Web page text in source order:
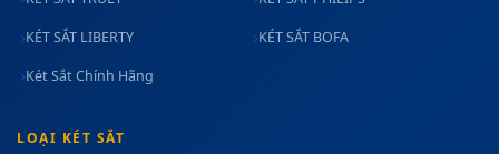
KÉT SẮT LIBERTY KÉT SẮT BOFA
Két Sắt Chính Hãng
LOẠI KÉT SẮT